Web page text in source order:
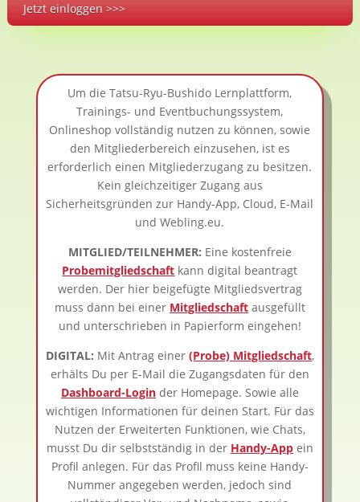
Jetzt einloggen >>>
Um die Tatsu-Ryu-Bushido Lernplattform,
Trainings- und Eventbuchungssystem,
Onlineshop vollständig nutzen zu können, sowie
den Mitgliederbereich einzusehen, ist es
erforderlich einen Mitgliederzugang zu besitzen.
Kein gleichzeitiger Zugang aus
Sicherheitsgründen zur Handy-App, Cloud, E-Mail
und Webling.eu.
MITGLIED/TEILNEHMER: Eine kostenfreie
Probemitgliedschaft kann digital beantragt
werden. Der hier beigefügte Mitgliedsvertrag
muss dann bei einer Mitgliedschaftausgefüllt
und unterschrieben in Papierform eingehen!
DIGITAL: Mit Antrag einer (Probe) Mitgliedschaft,
erhälts Du per E-Mail die Zugangsdaten für den
Dashboard-Loginder Homepage. Sowie alle
wichtigen Informationen für deinen Start. Für das
Nutzen der Erweiterten Funktionen, wie Chats,
musst Du dir selbstständig in der Handy-Appein
Profil anlegen. Für das Profil muss keine Handy-
Nummer angegeben werden, jedoch sind